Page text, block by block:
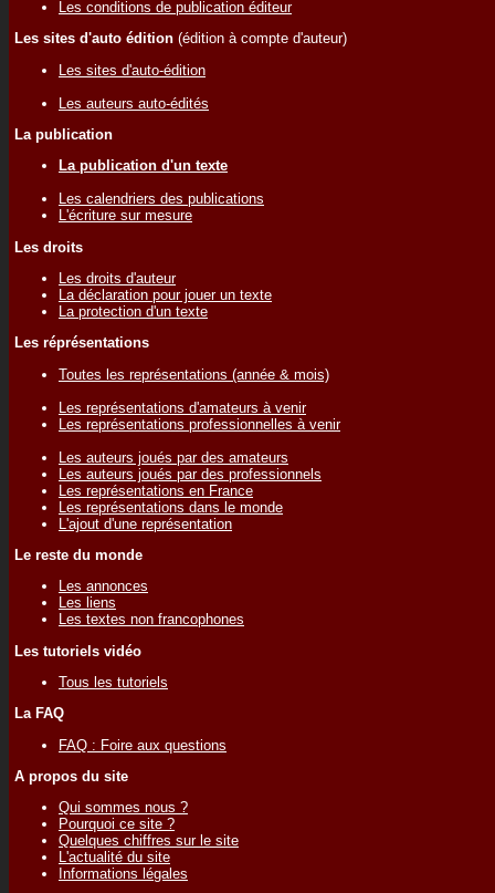
Les conditions de publication éditeur
Les sites d'auto édition (édition à compte d'auteur)
Les sites d'auto-édition
Les auteurs auto-édités
La publication
La publication d'un texte
Les calendriers des publications
L'écriture sur mesure
Les droits
Les droits d'auteur
La déclaration pour jouer un texte
La protection d'un texte
Les réprésentations
Toutes les représentations (année & mois)
Les représentations d'amateurs à venir
Les représentations professionnelles à venir
Les auteurs joués par des amateurs
Les auteurs joués par des professionnels
Les représentations en France
Les représentations dans le monde
L'ajout d'une représentation
Le reste du monde
Les annonces
Les liens
Les textes non francophones
Les tutoriels vidéo
Tous les tutoriels
La FAQ
FAQ : Foire aux questions
A propos du site
Qui sommes nous ?
Pourquoi ce site ?
Quelques chiffres sur le site
L'actualité du site
Informations légales